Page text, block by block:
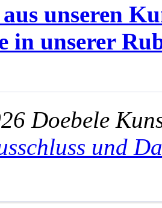
unseren
in unserer
Doebele
und